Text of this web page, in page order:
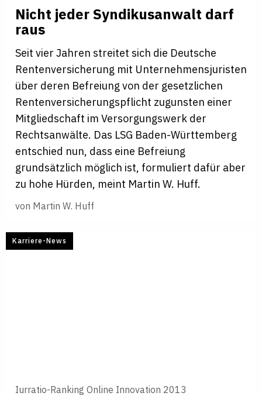
Nicht jeder Syndikusanwalt darf
raus
Seit vier Jahren streitet sich die Deutsche
Rentenversicherung mit Unternehmensjuristen
über deren Befreiung von der gesetzlichen
Rentenversicherungspflicht zugunsten einer
Mitgliedschaft im Versorgungswerk der
Rechtsanwälte. Das LSG Baden-Württemberg
entschied nun, dass eine Befreiung
grundsätzlich möglich ist, formuliert dafür aber
zu hohe Hürden, meint Martin W. Huff.
von Martin W. Huff
Karriere-News
Iurratio-Ranking Online Innovation 2013